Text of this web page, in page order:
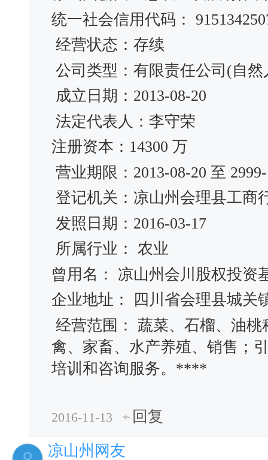
统一社会信用代码：
经营状态：存续
公司类型：有限责任公司(自
成立日期：2013-08-20
法定代表人：李守荣
注册资本：14300 万
营业期限：2013-08-20 至
登记机关：凉山州会理县工商
发照日期：2016-03-17
所属行业： 农业
曾用名： 凉山州会川股权投
企业地址： 四川省会理县城关
经营范围： 蔬菜、石榴、油
禽、家畜、水产养殖、销售；
培训和咨询服务。****
2016-11-13
回复
凉山州网友